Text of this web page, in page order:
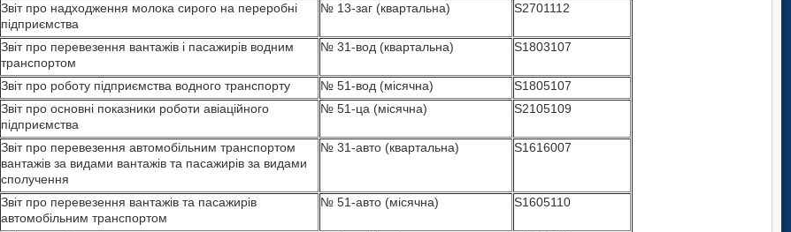
Звіт про надходження молока сирого на переробні
підприємства
№ 13-заг (квартальна) S2701112
Звіт про перевезення вантажів і пасажирів водним
транспортом
№ 31-вод (квартальна) S1803107
Звіт про роботу підприємства водного транспорту № 51-вод (місячна)
S1805107
Звіт про основні показники роботи авіаційного
підприємства
№ 51-ца (місячна) S2105109
Звіт про перевезення автомобільним транспортом
вантажів за видами вантажів та пасажирів за видами
сполучення
№ 31-авто (квартальна) S1616007
Звіт про перевезення вантажів та пасажирів
автомобільним транспортом
№ 51-авто (місячна) S1605110